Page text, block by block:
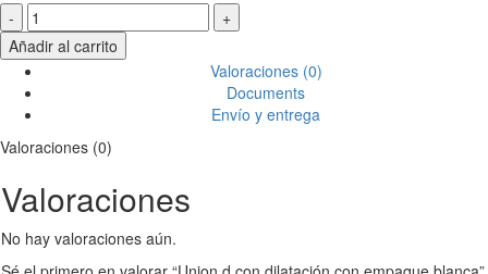
Union
d
con
dilatación
con
empaque
blanca
Añadir al carrito
Valoraciones (0)
Documents
Envío y entrega
Valoraciones (0)
Valoraciones
No hay valoraciones aún.